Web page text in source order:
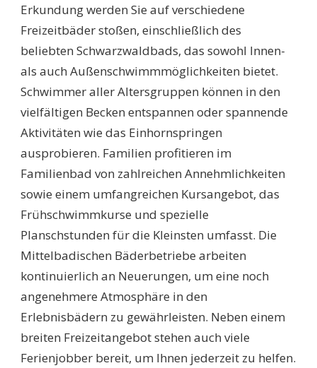
FÜR
EINEN
SOMMER!
Erkundung werden Sie auf verschiedene
Freizeitbäder stoßen, einschließlich des
beliebten Schwarzwaldbads, das sowohl Innen-
als auch Außenschwimmmöglichkeiten bietet.
Schwimmer aller Altersgruppen können in den
vielfältigen Becken entspannen oder spannende
Aktivitäten wie das Einhornspringen
ausprobieren. Familien profitieren im
Familienbad von zahlreichen Annehmlichkeiten
sowie einem umfangreichen Kursangebot, das
Frühschwimmkurse und spezielle
Planschstunden für die Kleinsten umfasst. Die
Mittelbadischen Bäderbetriebe arbeiten
kontinuierlich an Neuerungen, um eine noch
angenehmere Atmosphäre in den
Erlebnisbädern zu gewährleisten. Neben einem
breiten Freizeitangebot stehen auch viele
Ferienjobber bereit, um Ihnen jederzeit zu helfen.